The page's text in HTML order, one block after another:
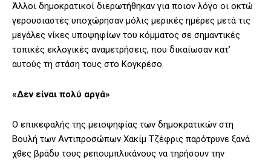
Άλλοι δημοκρατικοί διερωτήθηκαν για ποιον λόγο οι οκτώ
γερουσιαστές υποχώρησαν μόλις μερικές ημέρες μετά τις
μεγάλες νίκες υποψηφίων του κόμματος σε σημαντικές
τοπικές εκλογικές αναμετρήσεις, που δικαίωσαν κατ’
αυτούς τη στάση τους στο Κογκρέσο.
«Δεν είναι πολύ αργά»
Ο επικεφαλής της μειοψηφίας των δημοκρατικών στη
Βουλή των Αντιπροσώπων Χακίμ Τζέφρις παρότρυνε ξανά
χθες βράδυ τους ρεπουμπλικάνους να τηρήσουν την